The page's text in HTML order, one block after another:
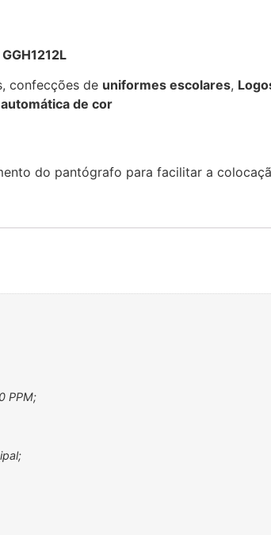
confecções de uniformes escolares,
de cor
do pantógrafo para facilitar a
PPM;